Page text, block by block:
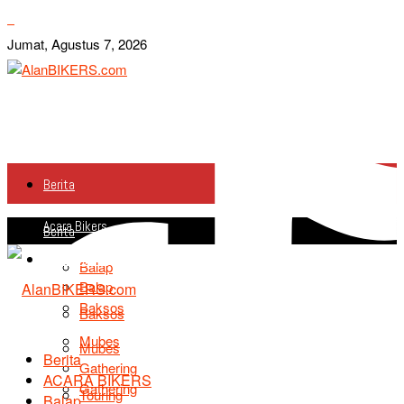
Jumat, Agustus 7, 2026
Berita
Acara Bikers
Balap
Baksos
Mubes
Gathering
Berita
Acara Bikers
Balap
Baksos
Mubes
Gathering
Touring
Berita
ACARA BIKERS